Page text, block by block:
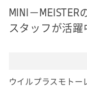
MINI－
スタッフが活躍
ウイルプラスモトー